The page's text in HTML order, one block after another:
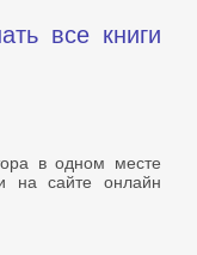
все книги
в одном месте
на сайте онлайн